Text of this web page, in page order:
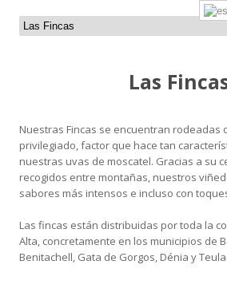
Las
Nuestras Fincas se encuentran rodeadas
privilegiado, factor que hace tan
nuestras uvas de moscatel. Gracias a su
recogidos entre montañas, nuestros
sabores más intensos e incluso con
Las fincas están distribuidas por toda la
Alta, concretamente en los municipios de
Benitachell, Gata de Gorgos, Dénia y